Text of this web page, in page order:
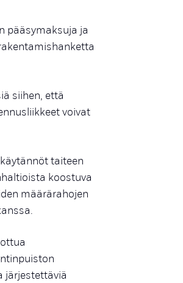
pääsymaksuja ja
siihen, että
voivat
taiteen
koostuva
määrärahojen
järjestettäviä